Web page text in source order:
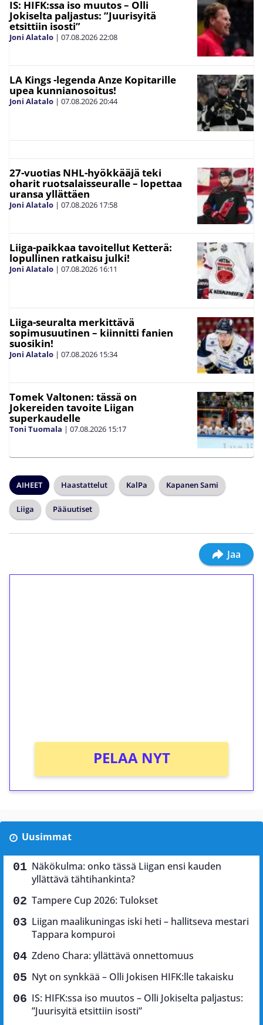
IS: HIFK:ssa iso muutos – Olli
Jokiselta paljastus: ”Juurisyitä
etsittiin isosti”
Joni Alatalo | 07.08.202622:08
LA Kings -legenda Anze Kopitarille
upea kunnianosoitus!
Joni Alatalo | 07.08.202620:44
27-vuotias NHL-hyökkääjä teki
oharit ruotsalaisseuralle – lopettaa
uransa yllättäen
Joni Alatalo | 07.08.2026 17:58
Liiga-paikkaa tavoitellut Ketterä:
lopullinen ratkaisu julki!
Joni Alatalo | 07.08.2026 16:11
Liiga-seuralta merkittävä
sopimusuutinen – kiinnitti fanien
suosikin!
Joni Alatalo | 07.08.2026 15:34
Tomek Valtonen: tässä on
Jokereiden tavoite Liigan
superkaudelle
Toni Tuomala | 07.08.2026 15:17
AIHEET Haastattelut KalPa Kapanen Sami
Liiga Pääuutiset
Jaa
PELAA NYT
Uusimmat
Näkökulma: onko tässä Liigan ensi kauden
yllättävä tähtihankinta?
Tampere Cup 2026: Tulokset
Liigan maalikuningas iski heti – hallitseva mestari
Tappara kompuroi
Zdeno Chara: yllättävä onnettomuus
Nyt on synkkää – Olli Jokisen HIFK:lle takaisku
IS: HIFK:ssa iso muutos – Olli Jokiselta paljastus:
”Juurisyitä etsittiin isosti”